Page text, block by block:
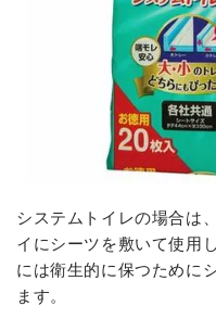
システムトイレの場合は
イにシーツを敷いて使用
には衛生的に保つために
ます。